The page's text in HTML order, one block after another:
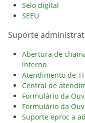
Selo digital
SEEU
Suporte
Abertura de
interno
Atendimento de
Central de
Formulário da
Formulário da
Suporte eproc a